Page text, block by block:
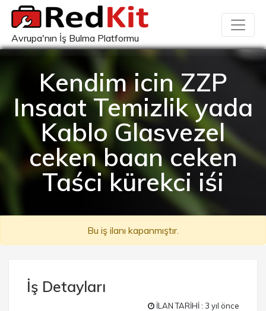
Avrupa'nın İş Bulma Platformu
Kendim icin ZZP
Insaat Temizlik yada
Kablo Glasvezel
ceken baan ceken
Taści kürekci iśi
Bu iş ilanı kapanmıştır.
İş Detayları
İLAN TARİHİ : 3 yıl önce